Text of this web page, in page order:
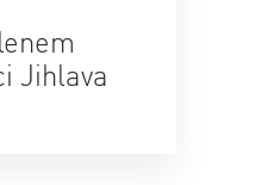
Jihlava